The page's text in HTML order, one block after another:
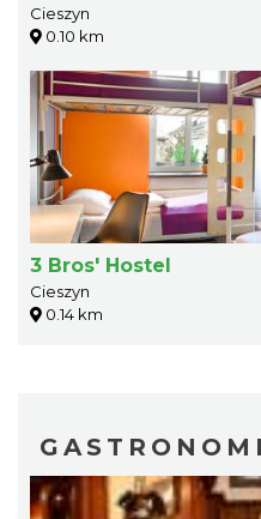
Cieszyn
0.10 km
3 Bros' Hostel
Cieszyn
0.14 km